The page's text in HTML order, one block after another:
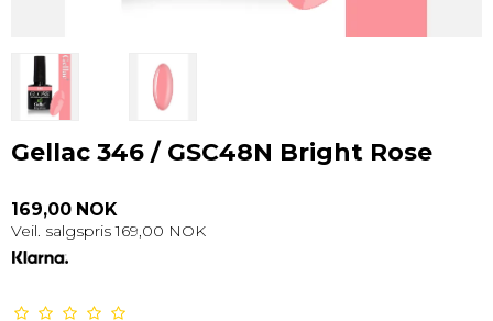
Gellac 346 / GSC48N Bright Rose
169,00 NOK
Veil. salgspris 169,00 NOK